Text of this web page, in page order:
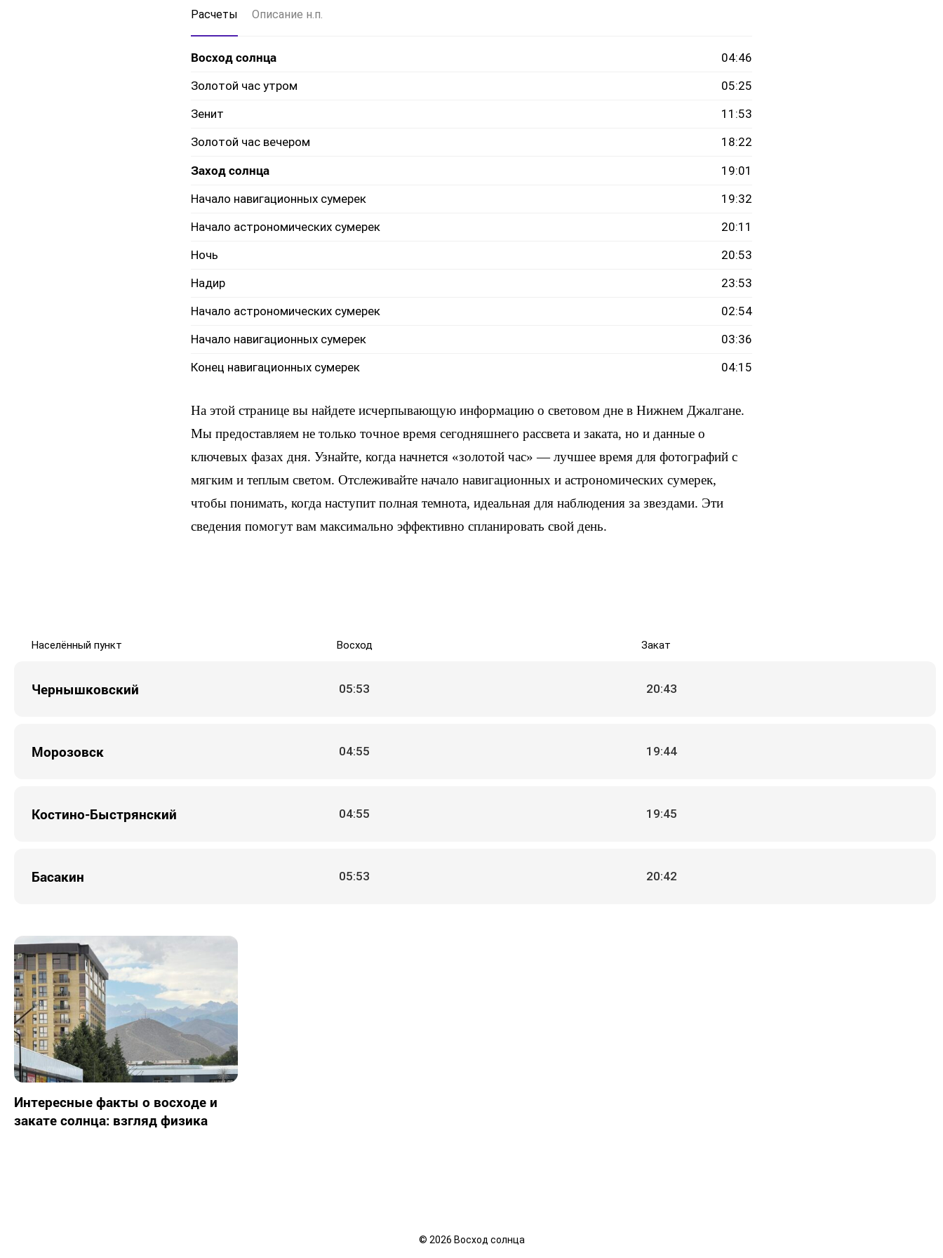
Расчеты Описание н.п.
Восход солнца 04:46
Золотой час утром
05:25
Зенит
11:53
Золотой час вечером
18:22
Заход солнца 19:01
Начало навигационных сумерек
19:32
Начало астрономических сумерек
20:11
Ночь
20:53
Надир
23:53
Начало астрономических сумерек
02:54
Начало навигационных сумерек
03:36
Конец навигационных сумерек
04:15
На этой странице вы найдете исчерпывающую информацию о световом дне в Нижнем Джалгане.
Мы предоставляем не только точное время сегодняшнего рассвета и заката, но и данные о
ключевых фазах дня. Узнайте, когда начнется «золотой час» — лучшее время для фотографий с
мягким и теплым светом. Отслеживайте начало навигационных и астрономических сумерек,
чтобы понимать, когда наступит полная темнота, идеальная для наблюдения за звездами. Эти
сведения помогут вам максимально эффективно спланировать свой день.
Населённый пункт Восход Закат
Чернышковский 05:53 20:43
Морозовск 04:55 19:44
Костино-Быстрянский 04:55 19:45
Басакин 05:53 20:42
Интересные факты о восходе и
закате солнца: взгляд физика
© 2026 Восход солнца